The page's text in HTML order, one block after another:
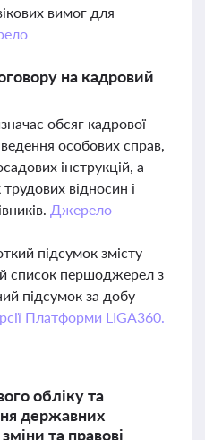
вимог для
на кадровий
обсяг кадрової
особових справ,
інструкцій, а
відносин і
Джерело
підсумок змісту
список першоджерел з
підсумок за добу
Платформи LIGA360.
обліку та
державних
та правові